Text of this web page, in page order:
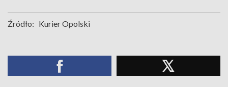
Źródło: Kurier Opolski